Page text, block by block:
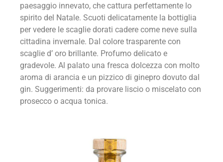
paesaggio innevato, che cattura perfettamente lo
spirito del Natale. Scuoti delicatamente la bottiglia
per vedere le scaglie dorati cadere come neve sulla
cittadina invernale. Dal colore trasparente con
scaglie d’ oro brillante. Profumo delicato e
gradevole. Al palato una fresca dolcezza con molto
aroma di arancia e un pizzico di ginepro dovuto dal
gin. Suggerimenti: da provare liscio o miscelato con
prosecco o acqua tonica.